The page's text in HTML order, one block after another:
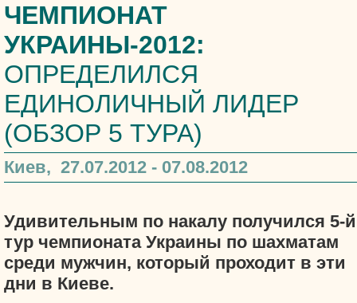
ЧЕМПИОНАТ
УКРАИНЫ-2012:
ОПРЕДЕЛИЛСЯ
ЕДИНОЛИЧНЫЙ ЛИДЕР
(ОБЗОР 5 ТУРА)
Киев, 27.07.2012 - 07.08.2012
Удивительным по накалу получился 5-й
тур чемпионата Украины по шахматам
среди мужчин, который проходит в эти
дни в Киеве.